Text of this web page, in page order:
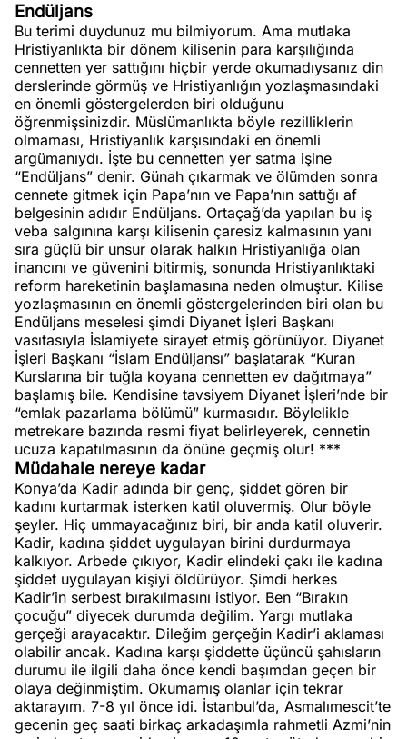
Endüljans
Bu terimi duydunuz mu bilmiyorum. Ama mutlaka
Hristiyanlıkta bir dönem kilisenin para karşılığında
cennetten yer sattığını hiçbir yerde okumadıysanız din
derslerinde görmüş ve Hristiyanlığın yozlaşmasındaki
en önemli göstergelerden biri olduğunu
öğrenmişsinizdir. Müslümanlıkta böyle rezilliklerin
olmaması, Hristiyanlık karşısındaki en önemli
argümanıydı. İşte bu cennetten yer satma işine
“Endüljans” denir. Günah çıkarmak ve ölümden sonra
cennete gitmek için Papa’nın ve Papa’nın sattığı af
belgesinin adıdır Endüljans. Ortaçağ’da yapılan bu iş
veba salgınına karşı kilisenin çaresiz kalmasının yanı
sıra güçlü bir unsur olarak halkın Hristiyanlığa olan
inancını ve güvenini bitirmiş, sonunda Hristiyanlıktaki
reform hareketinin başlamasına neden olmuştur. Kilise
yozlaşmasının en önemli göstergelerinden biri olan bu
Endüljans meselesi şimdi Diyanet İşleri Başkanı
vasıtasıyla İslamiyete sirayet etmiş görünüyor. Diyanet
İşleri Başkanı “İslam Endüljansı” başlatarak “Kuran
Kurslarına bir tuğla koyana cennetten ev dağıtmaya”
başlamış bile. Kendisine tavsiyem Diyanet İşleri’nde bir
“emlak pazarlama bölümü” kurmasıdır. Böylelikle
metrekare bazında resmi fiyat belirleyerek, cennetin
ucuza kapatılmasının da önüne geçmiş olur! ***
Müdahale nereye kadar
Konya’da Kadir adında bir genç, şiddet gören bir
kadını kurtarmak isterken katil oluvermiş. Olur böyle
şeyler. Hiç ummayacağınız biri, bir anda katil oluverir.
Kadir, kadına şiddet uygulayan birini durdurmaya
kalkıyor. Arbede çıkıyor, Kadir elindeki çakı ile kadına
şiddet uygulayan kişiyi öldürüyor. Şimdi herkes
Kadir’in serbest bırakılmasını istiyor. Ben “Bırakın
çocuğu” diyecek durumda değilim. Yargı mutlaka
gerçeği arayacaktır. Dileğim gerçeğin Kadir’i aklaması
olabilir ancak. Kadına karşı şiddette üçüncü şahısların
durumu ile ilgili daha önce kendi başımdan geçen bir
olaya değinmiştim. Okumamış olanlar için tekrar
aktarayım. 7-8 yıl önce idi. İstanbul’da, Asmalımescit’te
gecenin geç saati birkaç arkadaşımla rahmetli Azmi’nin